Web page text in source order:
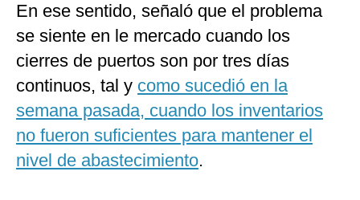
En ese sentido, señaló que el problema
se siente en le mercado cuando los
cierres de puertos son por tres días
continuos, tal y como sucedió en la
semana pasada, cuando los inventarios
no fueron suficientes para mantener el
nivel de abastecimiento.